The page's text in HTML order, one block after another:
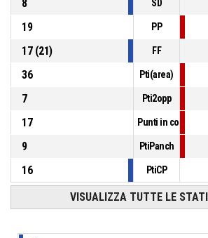
8
SD
19
PP
17(21) FF
36
Pti(area)
7
Pti2opp
17
Punti in
9
PtiPanch
16
PtiCP
VISUALIZZA TUTTE LE